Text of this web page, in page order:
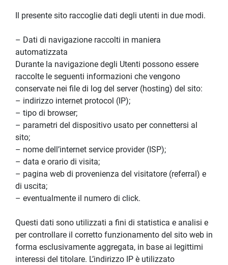
Il presente sito raccoglie dati degli utenti in due modi.
– Dati di navigazione raccolti in maniera
automatizzata
Durante la navigazione degli Utenti possono essere
raccolte le seguenti informazioni che vengono
conservate nei file di log del server (hosting) del sito:
– indirizzo internet protocol (IP);
– tipo di browser;
– parametri del dispositivo usato per connettersi al
sito;
– nome dell’internet service provider (ISP);
– data e orario di visita;
– pagina web di provenienza del visitatore (referral) e
di uscita;
– eventualmente il numero di click.
Questi dati sono utilizzati a fini di statistica e analisi e
per controllare il corretto funzionamento del sito web in
forma esclusivamente aggregata, in base ai legittimi
interessi del titolare. L’indirizzo IP è utilizzato